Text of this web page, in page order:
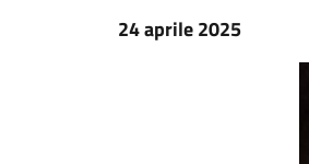
24 aprile 2025